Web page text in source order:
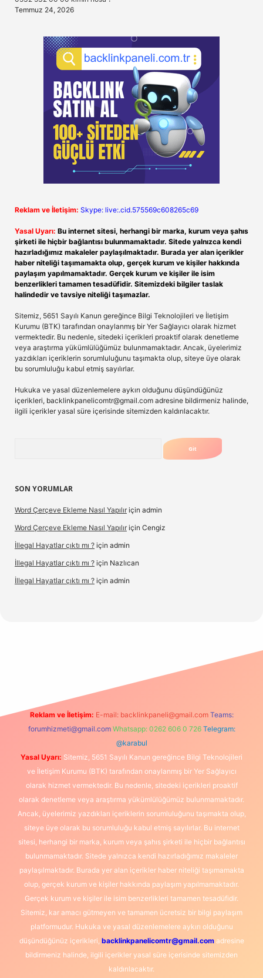
Temmuz 24, 2026
Reklam ve İletişim: Skype: live:.cid.575569c608265c69
Yasal Uyarı: Bu internet sitesi, herhangi bir marka, kurum veya şahıs
şirketi ile hiçbir bağlantısı bulunmamaktadır. Sitede yalnızca kendi
hazırladığımız makaleler paylaşılmaktadır. Burada yer alan içerikler
haber niteliği taşımamakta olup, gerçek kurum ve kişiler hakkında
paylaşım yapılmamaktadır. Gerçek kurum ve kişiler ile isim
benzerlikleri tamamen tesadüfidir. Sitemizdeki bilgiler taslak
halindedir ve tavsiye niteliği taşımazlar.
Sitemiz, 5651 Sayılı Kanun gereğince Bilgi Teknolojileri ve İletişim
Kurumu (BTK) tarafından onaylanmış bir Yer Sağlayıcı olarak hizmet
vermektedir. Bu nedenle, sitedeki içerikleri proaktif olarak denetleme
veya araştırma yükümlülüğümüz bulunmamaktadır. Ancak, üyelerimiz
yazdıkları içeriklerin sorumluluğunu taşımakta olup, siteye üye olarak
bu sorumluluğu kabul etmiş sayılırlar.
Hukuka ve yasal düzenlemelere aykırı olduğunu düşündüğünüz
içerikleri, backlinkpanelicomtr@gmail.com adresine bildirmeniz halinde,
ilgili içerikler yasal süre içerisinde sitemizden kaldırılacaktır.
SON YORUMLAR
Word Çerçeve Ekleme Nasıl Yapılır için admin
Word Çerçeve Ekleme Nasıl Yapılır için Cengiz
İllegal Hayatlar çıktı mı ? için admin
İllegal Hayatlar çıktı mı ? için Nazlıcan
İllegal Hayatlar çıktı mı ? için admin
Reklam ve İletişim: E-mail: backlinkpaneli@gmail.com Teams:
forumhizmeti@gmail.com Whatsapp: 0262 606 0 726 Telegram:
@karabul
Yasal Uyarı: Sitemiz, 5651 Sayılı Kanun gereğince Bilgi Teknolojileri
ve İletişim Kurumu (BTK) tarafından onaylanmış bir Yer Sağlayıcı
olarak hizmet vermektedir. Bu nedenle, sitedeki içerikleri proaktif
olarak denetleme veya araştırma yükümlülüğümüz bulunmamaktadır.
Ancak, üyelerimiz yazdıkları içeriklerin sorumluluğunu taşımakta olup,
siteye üye olarak bu sorumluluğu kabul etmiş sayılırlar. Bu internet
sitesi, herhangi bir marka, kurum veya şahıs şirketi ile hiçbir bağlantısı
bulunmamaktadır. Sitede yalnızca kendi hazırladığımız makaleler
paylaşılmaktadır. Burada yer alan içerikler haber niteliği taşımamakta
olup, gerçek kurum ve kişiler hakkında paylaşım yapılmamaktadır.
Gerçek kurum ve kişiler ile isim benzerlikleri tamamen tesadüfidir.
Sitemiz, kar amacı gütmeyen ve tamamen ücretsiz bir bilgi paylaşım
platformudur. Hukuka ve yasal düzenlemelere aykırı olduğunu
düşündüğünüz içerikleri, backlinkpanelicomtr@gmail.comadresine
bildirmeniz halinde, ilgili içerikler yasal süre içerisinde sitemizden
kaldırılacaktır.